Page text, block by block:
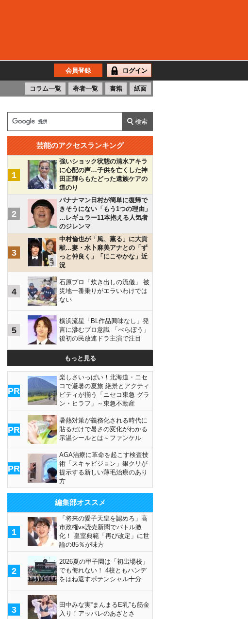
会員登録 ログイン
コラム一覧 著者一覧 書籍 紙面
芸能のアクセスランキング
1
強いショック状態の清水アキラ
に心配の声…子供を亡くした神
田正輝らもたどった遺族ケアの
道のり
2
バナナマン日村が簡単に復帰で
きそうにない「もう1つの理由」
…レギュラー11本抱える人気者
のジレンマ
3
中村倫也が「風、薫る」に大貢
献…妻・水卜麻美アナとの「ず
っと仲良く」「にこやかな」近
況
4
石原プロ「炊き出しの流儀」 被
災地一番乗りがエラいわけでは
ない
5
横浜流星「BL作品興味なし」発
言に滲むプロ意識 「べらぼう」
後初の民放連ドラ主演で注目
もっと見る
PR
楽しさいっぱい！北海道・ニセ
コで避暑の夏旅 絶景とアクティ
ビティが揃う「ニセコ東急 グラ
ン・ヒラフ」～東急不動産
PR
暑熱対策が義務化される時代に
貼るだけで暑さの変化がわかる
示温シールとは～ファンケル
PR
AGA治療に革命を起こす検査技
術「スキャビジョン」銀クリが
提示する新しい薄毛治療のあり
方
編集部オススメ
1
「将来の愛子天皇を認めろ」高
市政権vs読売新聞でバトル激
化！ 皇室典範「再び改定」に世
論の85％が味方
2
2026夏の甲子園は「初出場校」
でも侮れない！ 4校ともハンデ
をはね返すポテンシャル十分
3
田中みな実“まんまるE乳”も筋金
入り！アッパレのあざとさ